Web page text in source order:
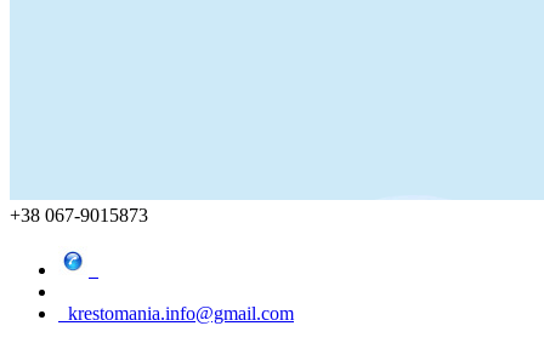
+38 067-9015873
krestomania.info@gmail.com